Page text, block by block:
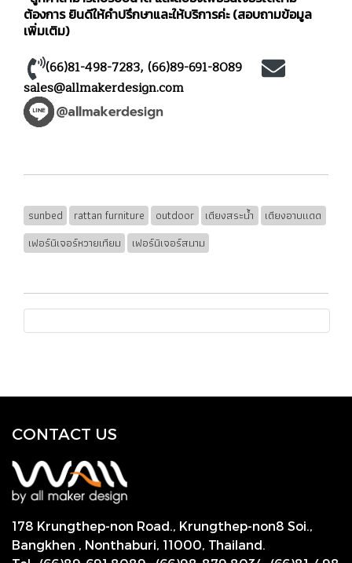
ต้องการ ยินดีให้คำปรึกษาและให้บริการค่ะ (สอบถามข้อมูล
เพิ่มเติม)
(66)81-498-7283, (66)89-691-8089
sales@allmakerdesign.com
sunbed rattan furniture outdoor เตียงสระน้ำ
เตียงอาบแดด
เฟอร์นิเจอร์หวายเทียม
เฟอร์นิเจอร์สนาม
CONTACT US
178 Krungthep-non Road., Krungthep-non8 Soi.,
Bangkhen , Nonthaburi, 11000, Thailand.